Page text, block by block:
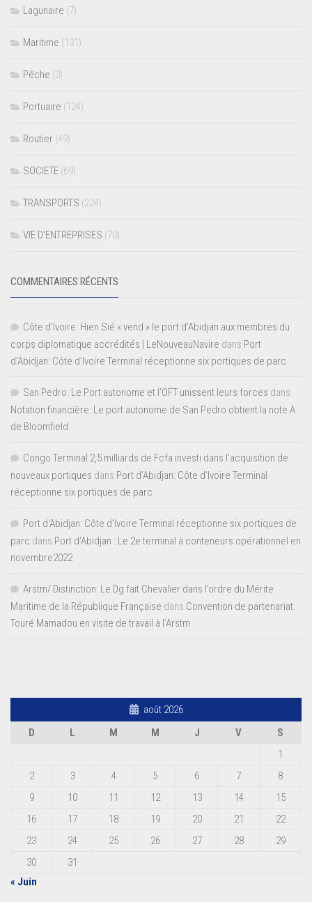
Lagunaire (7)
Maritime (131)
Pêche (3)
Portuaire (124)
Routier (49)
SOCIETE (69)
TRANSPORTS (224)
VIE D’ENTREPRISES (70)
COMMENTAIRES RÉCENTS
Côte d'Ivoire: Hien Sié « vend » le port d'Abidjan aux membres du
corps diplomatique accrédités | LeNouveauNavire dans Port
d’Abidjan: Côte d’Ivoire Terminal réceptionne six portiques de parc
San Pedro: Le Port autonome et l’OFT unissent leurs forces dans
Notation financière: Le port autonome de San Pedro obtient la note A
de Bloomfield
Congo Terminal 2,5 milliards de Fcfa investi dans l’acquisition de
nouveaux portiques dans Port d’Abidjan: Côte d’Ivoire Terminal
réceptionne six portiques de parc
Port d'Abidjan: Côte d’Ivoire Terminal réceptionne six portiques de
parc dans Port d’Abidjan : Le 2e terminal à conteneurs opérationnel en
novembre2022
Arstm/ Distinction: Le Dg fait Chevalier dans l’ordre du Mérite
Maritime de la République Française dans Convention de partenariat:
Touré Mamadou en visite de travail à l’Arstm
août 2026
D
L M M J V
S
1
2
3 4 5 6 7
8
9
10 11 12 13 14
15
16
17 18 19 20 21
22
23
24 25 26 27 28
29
30
31
« Juin